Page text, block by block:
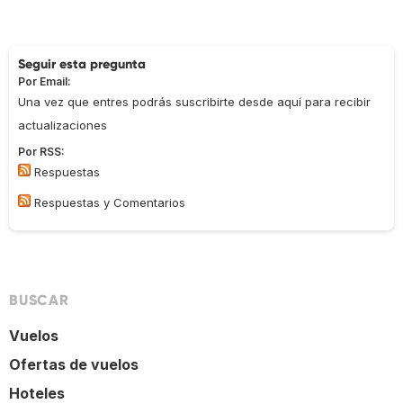
Seguir esta pregunta
Por Email:
Una vez que entres podrás suscribirte desde aquí para recibir
actualizaciones
Por RSS:
Respuestas
Respuestas y Comentarios
BUSCAR
Vuelos
Ofertas de vuelos
Hoteles